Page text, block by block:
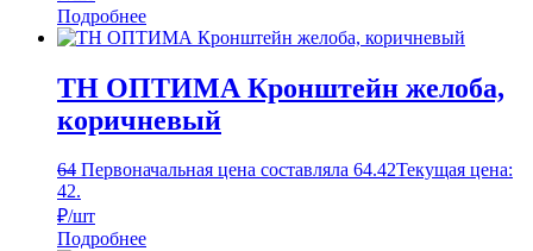
Подробнее
ТН ОПТИМА Кронштейн желоба,
коричневый
64 Первоначальная цена составляла 64.42Текущая цена:
42.
₽/шт
Подробнее